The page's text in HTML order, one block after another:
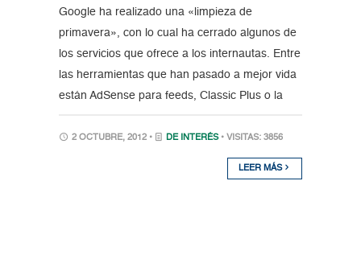
Google ha realizado una «limpieza de
primavera», con lo cual ha cerrado algunos de
los servicios que ofrece a los internautas. Entre
las herramientas que han pasado a mejor vida
están AdSense para feeds, Classic Plus o la
2 OCTUBRE, 2012 • DE INTERÉS • VISITAS: 3856
LEER MÁS